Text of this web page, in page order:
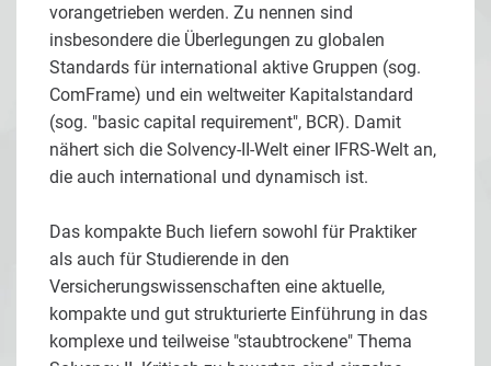
vorangetrieben werden. Zu nennen sind
insbesondere die Überlegungen zu globalen
Standards für international aktive Gruppen (sog.
ComFrame) und ein weltweiter Kapitalstandard
(sog. "basic capital requirement", BCR). Damit
nähert sich die Solvency-II-Welt einer IFRS-Welt an,
die auch international und dynamisch ist.
Das kompakte Buch liefern sowohl für Praktiker
als auch für Studierende in den
Versicherungswissenschaften eine aktuelle,
kompakte und gut strukturierte Einführung in das
komplexe und teilweise "staubtrockene" Thema